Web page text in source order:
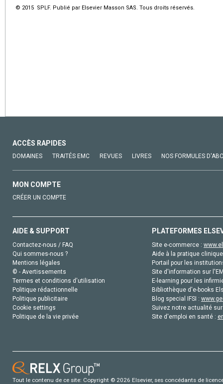
© 2015 SPLF. Publié par Elsevier Masson SAS. Tous droits réservés.
ACCÈS RAPIDES
DOMAINES TRAITÉS EMC REVUES LIVRES NOS FORMULES
MON COMPTE
CRÉER UN COMPTE
AIDE & SUPPORT
Contactez-nous / FAQ
Qui sommes-nous ?
Mentions légales
© - Avertissements
Termes et conditions d'utilisation
Politique rédactionnelle
Politique publicitaire
Cookie settings
Politique de la vie privée
PLATEFORMES
Site e-commerce :
Aide à la pratique
Portail pour les
Site d'information sur
E-learning pour les
Bibliothèque d'e-books
Blog special IFSI :
Suivez notre actualité
Site d'emploi en santé :
Tout le contenu de ce site: Copyright © 2026 Elsevier, ses concédants de